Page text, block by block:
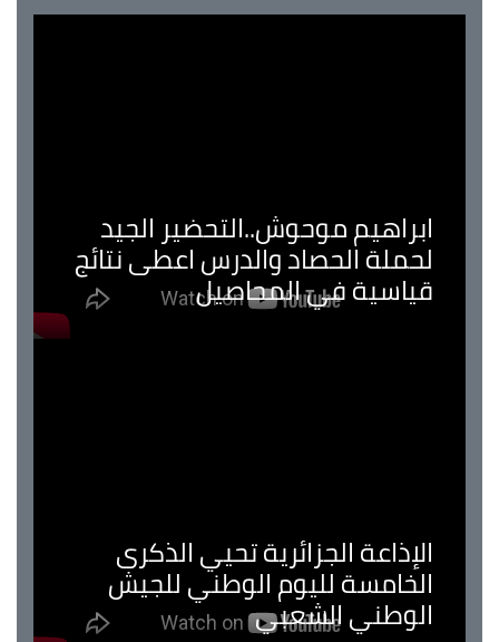
ابراهيم موحوش..التحضير الجيد
لحملة الحصاد والدرس اعطى نتائج
قياسية في المحاصيل
الإذاعة الجزائرية تحيي الذكرى
الخامسة لليوم الوطني للجيش
الوطني الشعبي